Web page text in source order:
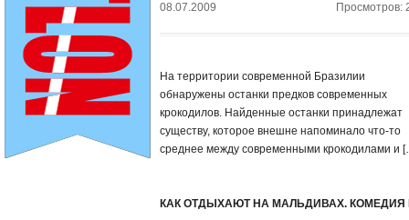
08.07.2009 Просмотров:
На территории современной Бразилии
обнаружены останки предков современных
крокодилов. Найденные останки принадлежат
существу, которое внешне напоминало что-то
среднее между современными крокодилами и
КАК ОТДЫХАЮТ НА МАЛЬДИВАХ. КОМЕДИЯ